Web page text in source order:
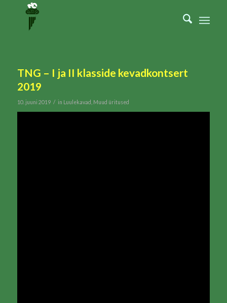
TNG – I ja II klasside kevadkontsert
2019
10. juuni 2019 / in Luulekavad Muud üritused